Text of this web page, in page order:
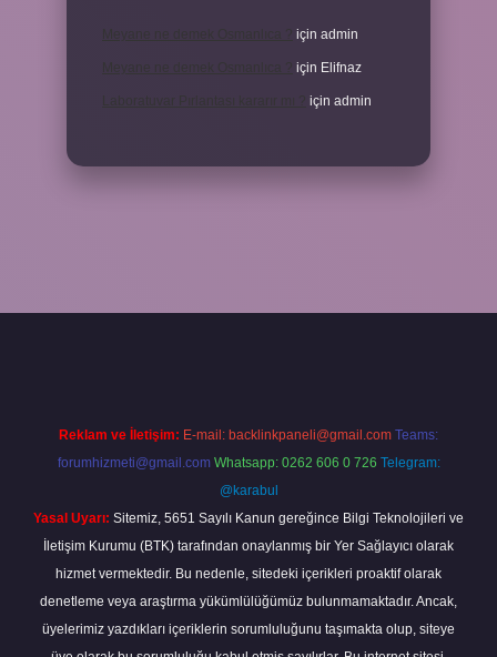
için admin
için Elifnaz
Laboratuvar Pırlantası kararır mı ? için admin
Reklam ve İletişim: E-mail: backlinkpaneli@gmail.com Teams:
forumhizmeti@gmail.com Whatsapp: 0262 606 0 726 Telegram:
@karabul
Yasal Uyarı: Sitemiz, 5651 Sayılı Kanun gereğince Bilgi Teknolojileri ve
İletişim Kurumu (BTK) tarafından onaylanmış bir Yer Sağlayıcı olarak
hizmet vermektedir. Bu nedenle, sitedeki içerikleri proaktif olarak
denetleme veya araştırma yükümlülüğümüz bulunmamaktadır. Ancak,
üyelerimiz yazdıkları içeriklerin sorumluluğunu taşımakta olup, siteye